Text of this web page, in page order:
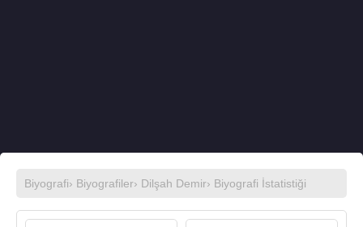
Biyografi› Biyografiler› Dilşah Demir› Biyografi İstatistiği